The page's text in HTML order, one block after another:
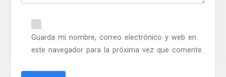
Guarda mi nombre, correo electrónico y web en
este navegador para la próxima vez que comente.